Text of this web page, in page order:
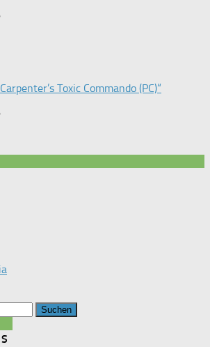
Toxic Commando (PC)“
S